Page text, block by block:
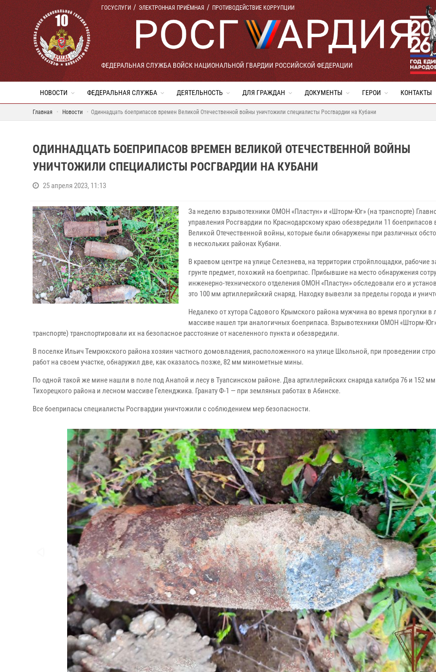
ГОСУСЛУГИ ЭЛЕКТРОННАЯ ПРИЁМНАЯ ПРОТИВОДЕЙСТВИЕ КОРРУПЦИИ
ФЕДЕРАЛЬНАЯ СЛУЖБА ВОЙСК НАЦИОНАЛЬНОЙ ГВАРДИИ РОССИЙСКОЙ ФЕДЕРАЦИИ
НОВОСТИ ФЕДЕРАЛЬНАЯ СЛУЖБА ДЕЯТЕЛЬНОСТЬ ДЛЯ ГРАЖДАН ДОКУМЕНТЫ ГЕРОИ КОНТАКТЫ
Главная Новости Одиннадцать боеприпасов времен Великой Отечественной войны уничтожили специалисты Росгвардии на Кубани
ОДИННАДЦАТЬ БОЕПРИПАСОВ ВРЕМЕН ВЕЛИКОЙ ОТЕЧЕСТВЕННОЙ ВОЙНЫ
УНИЧТОЖИЛИ СПЕЦИАЛИСТЫ РОСГВАРДИИ НА КУБАНИ
25 апреля 2023, 11:13
За неделю взрывотехники ОМОН «Пластун» и «Шторм-Юг» (на транспорте)
управления Росгвардии по Краснодарскому краю обезвредили 11 боеприпасов
Великой Отечественной войны, которые были обнаружены при различных
в нескольких районах Кубани.
В краевом центре на улице Селезнева, на территории стройплощадки, рабочие
грунте предмет, похожий на боеприпас. Прибывшие на место обнаружения
инженерно-технического отделения ОМОН «Пластун» обследовали его и
это 100 мм артиллерийский снаряд. Находку вывезли за пределы города и
Недалеко от хутора Садового Крымского района мужчина во время прогулки в
массиве нашел три аналогичных боеприпаса. Взрывотехники ОМОН «Шторм-
транспорте) транспортировали их на безопасное расстояние от населенного пункта и обезвредили.
В поселке Ильич Темрюкского района хозяин частного домовладения, расположенного на улице Школьной, при проведении
работ на своем участке, обнаружил две, как оказалось позже, 82 мм минометные мины.
По одной такой же мине нашли в поле под Анапой и лесу в Туапсинском районе. Два артиллерийских снаряда калибра 76 и 152
Тихорецкого района и лесном массиве Геленджика. Гранату Ф-1 — при земляных работах в Абинске.
Все боеприпасы специалисты Росгвардии уничтожили с соблюдением мер безопасности.